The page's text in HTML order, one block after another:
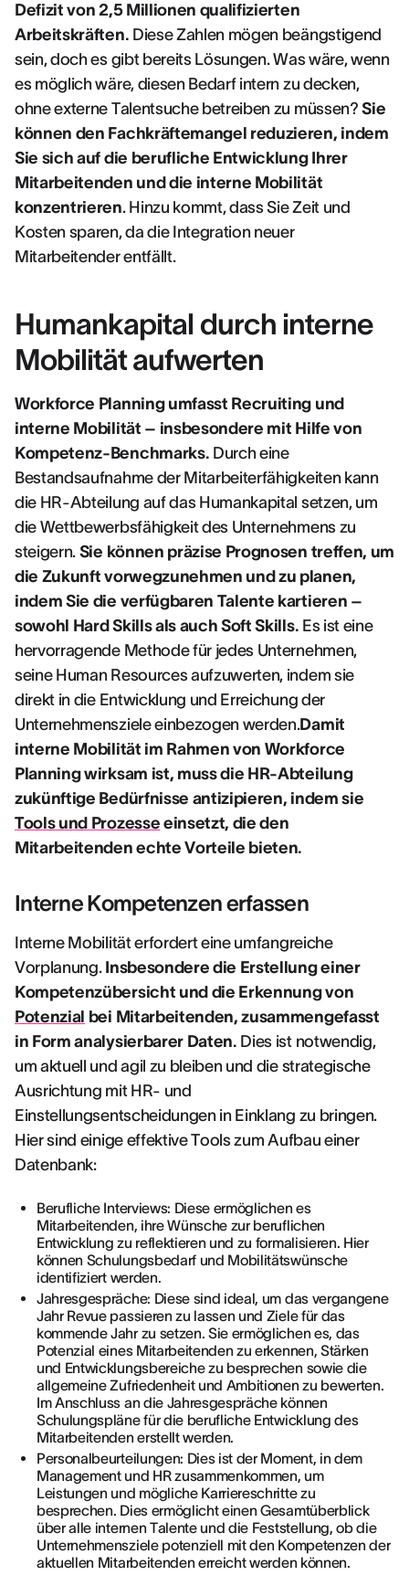
Defizit von 2,5 Millionen qualifizierten
Arbeitskräften. Diese Zahlen mögen beängstigend
sein, doch es gibt bereits Lösungen. Was wäre, wenn
es möglich wäre, diesen Bedarf intern zu decken,
ohne externe Talentsuche betreiben zu müssen?Sie
können den Fachkräftemangel reduzieren, indem
Sie sich auf die berufliche Entwicklung Ihrer
Mitarbeitenden und die interne Mobilität
konzentrieren. Hinzu kommt, dass Sie Zeit und
Kosten sparen, da die Integration neuer
Mitarbeitender entfällt.
Humankapital durch interne
Mobilität aufwerten
Workforce Planning umfasst Recruiting und
interne Mobilität – insbesondere mit Hilfe von
Kompetenz-Benchmarks. Durch eine
Bestandsaufnahme der Mitarbeiterfähigkeiten kann
die HR-Abteilung auf das Humankapital setzen, um
die Wettbewerbsfähigkeit des Unternehmens zu
steigern. Sie können präzise Prognosen treffen, um
die Zukunft vorwegzunehmen und zu planen,
indem Sie die verfügbaren Talente kartieren –
sowohl Hard Skills als auch Soft Skills. Es ist eine
hervorragende Methode für jedes Unternehmen,
seine Human Resources aufzuwerten, indem sie
direkt in die Entwicklung und Erreichung der
Unternehmensziele einbezogen werden.Damit
interne Mobilität im Rahmen von Workforce
Planning wirksam ist, muss die HR-Abteilung
zukünftige Bedürfnisse antizipieren, indem sie
Tools und Prozesse einsetzt, die den
Mitarbeitenden echte Vorteile bieten.
Interne Kompetenzen erfassen
Interne Mobilität erfordert eine umfangreiche
Vorplanung. Insbesondere die Erstellung einer
Kompetenzübersicht und die Erkennung von
Potenzial bei Mitarbeitenden, zusammengefasst
in Form analysierbarer Daten. Dies ist notwendig,
um aktuell und agil zu bleiben und die strategische
Ausrichtung mit HR- und
Einstellungsentscheidungen in Einklang zu bringen.
Hier sind einige effektive Tools zum Aufbau einer
Datenbank:
Berufliche Interviews: Diese ermöglichen es
Mitarbeitenden, ihre Wünsche zur beruflichen
Entwicklung zu reflektieren und zu formalisieren. Hier
können Schulungsbedarf und Mobilitätswünsche
identifiziert werden.
Jahresgespräche: Diese sind ideal, um das vergangene
Jahr Revue passieren zu lassen und Ziele für das
kommende Jahr zu setzen. Sie ermöglichen es, das
Potenzial eines Mitarbeitenden zu erkennen, Stärken
und Entwicklungsbereiche zu besprechen sowie die
allgemeine Zufriedenheit und Ambitionen zu bewerten.
Im Anschluss an die Jahresgespräche können
Schulungspläne für die berufliche Entwicklung des
Mitarbeitenden erstellt werden.
Personalbeurteilungen: Dies ist der Moment, in dem
Management und HR zusammenkommen, um
Leistungen und mögliche Karriereschritte zu
besprechen. Dies ermöglicht einen Gesamtüberblick
über alle internen Talente und die Feststellung, ob die
Unternehmensziele potenziell mit den Kompetenzen der
aktuellen Mitarbeitenden erreicht werden können.